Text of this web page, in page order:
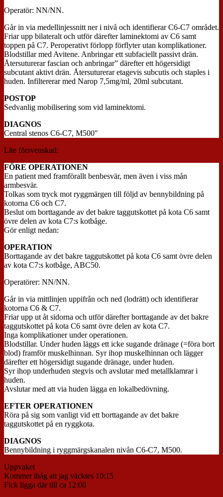
Operatör: NN/NN.
Går in via medellinjessnitt ner i nivå och identifierar C6-C7 området.
Friar upp bilateralt och utför därefter laminektomi av C6 samt
toppen på C7. Peroperativt förlopp förflyter utan komplikationer.
Blodstillar med Avitene. Anbringar ett subfaciellt passivt drän.
Återsuturerar fascian och anbringar” därefter ett högersidigt
subcutant aktivt drän. Återsuturerar etagevis subcutis och staples i
huden. Infiltererar med Narop 7,5mg/ml, 20ml subcutant.
POSTOP
Sedvanlig mobilisering som vid laminektomi.
DIAGNOS
Central stenos C6-C7, M500″
Lite försvenskad:
FÖRE OPERATIONEN
En patient med framförallt benbesvär, men även i viss mån
armbesvär.
Tolkas som tryck mot ryggmärgen till följd av bennybildning på
kotorna C6 och C7.
Beslut om borttagande av det bakre taggutskottet på kota C6 samt
övre delen av kota C7:s kotbåge.
Gör enligt nedan:
OPERATION
Borttagande av det bakre taggutskottet på kota C6 samt övre delen
av kota C7:s kotbåge, ABC50.
Operatörer: NN/NN.
Går in via mittlinjen uppifrån och ned (lodrätt) och identifierar
kotorna C6 & C7.
Friar upp ut åt sidorna och utför därefter borttagande av det bakre
taggutskottet på kota C6 samt övre delen av kota C7.
Inga komplikationer under operationen.
Blodstillar. Under huden läggs ett icke sugande dränage (=föra bort
blod) framför muskelhinnan. Syr ihop muskelhinnan och lägger
därefter ett högersidigt sugande dränage, under huden.
Syr ihop underhuden stegvis och avslutar med metallklamrar i
huden.
Avslutar med att via huden lägga en lokalbedövning.
EFTER OPERATIONEN
Röra på sig som vanligt vid ett borttagande av det bakre
taggutskottet på en ryggkota.
DIAGNOS
Bennybildning i ryggmärgskanalen nivån C6-C7, M500.
Uppvaket
Kommer ihåg att jag väcktes 10:15
Fick ligga där till ca 12:00